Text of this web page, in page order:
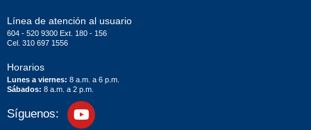
Línea de atención al usuario
604 - 520 9300 Ext. 180 - 156
Cel. 310 697 1556
Horarios
Lunes a viernes: 8 a.m. a 6 p.m.
Sábados: 8 a.m. a 2 p.m.
Síguenos: